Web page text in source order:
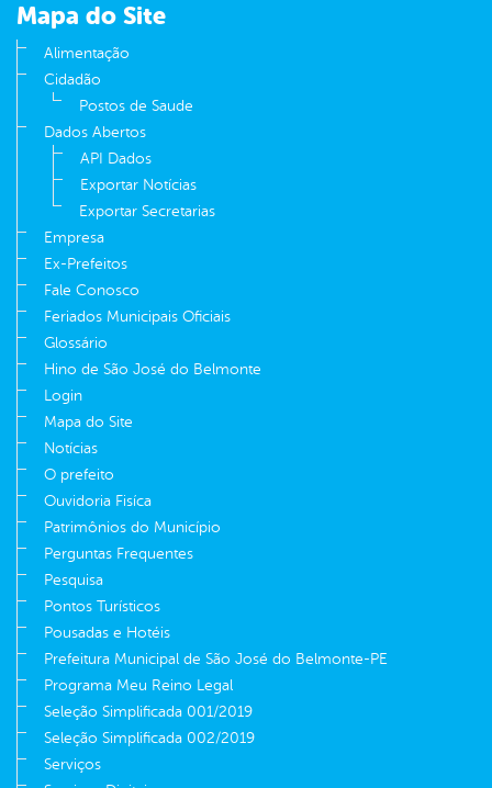
Mapa do Site
Alimentação
Cidadão
Postos de Saude
Dados Abertos
API Dados
Exportar Notícias
Exportar Secretarias
Empresa
Ex-Prefeitos
Fale Conosco
Feriados Municipais Oficiais
Glossário
Hino de São José do Belmonte
Login
Mapa do Site
Notícias
O prefeito
Ouvidoria Fisíca
Patrimônios do Município
Perguntas Frequentes
Pesquisa
Pontos Turísticos
Pousadas e Hotéis
Prefeitura Municipal de São José do Belmonte-PE
Programa Meu Reino Legal
Seleção Simplificada 001/2019
Seleção Simplificada 002/2019
Serviços